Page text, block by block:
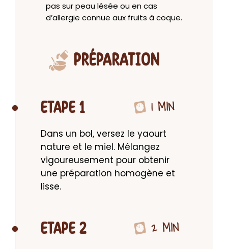
pas sur peau lésée ou en cas
d’allergie connue aux fruits à coque.
PRÉPARATION
ETAPE 1 1 MIN
Dans un bol, versez le yaourt
nature et le miel. Mélangez
vigoureusement pour obtenir
une préparation homogène et
lisse.
ETAPE 2 2 MIN